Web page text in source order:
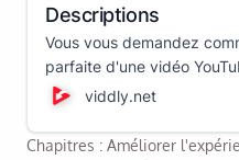
Descriptions
Vous vous demandez
parfaite d'une vidéo
examinons tous les
viddly.net
Chapitres : Améliorer